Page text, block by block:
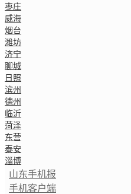
枣庄
威海
烟台
潍坊
济宁
聊城
日照
滨州
德州
临沂
菏泽
东营
泰安
淄博
山东手机报
手机客户端